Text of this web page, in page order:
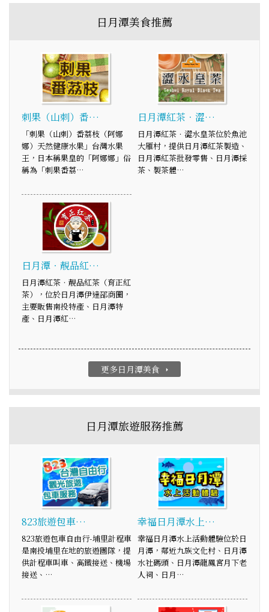
日月潭美食推薦
刺果（山刺）番…
「刺果（山刺）番荔枝（阿娜
娜）天然健康水果」台灣水果
王，日本稱果皇的「阿娜娜」俗
稱為「刺果番荔…
日月潭紅茶．澀…
日月潭紅茶．澀水皇茶位於魚池
大雁村，提供日月潭紅茶製造、
日月潭紅茶批發零售、日月潭採
茶、製茶體…
日月潭‧靚品紅…
日月潭紅茶‧靚品紅茶（育正紅
茶），位於日月潭伊達邵商圈，
主要販售南投特產、日月潭特
產、日月潭紅…
更多日月潭美食 arrow_right
日月潭旅遊服務推薦
823旅遊包車…
823旅遊包車自由行-埔里計程車
是南投埔里在地的旅遊團隊，提
供計程車叫車、高鐵接送、機場
接送、…
幸福日月潭水上…
幸福日月潭水上活動體驗位於日
月潭，鄰近九族文化村、日月潭
水社碼頭、日月潭龍鳳宮月下老
人祠、日月…